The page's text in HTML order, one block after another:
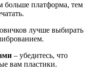
больше платформа, тем
лучше выбирать
– убедитесь, что
вам пластики.